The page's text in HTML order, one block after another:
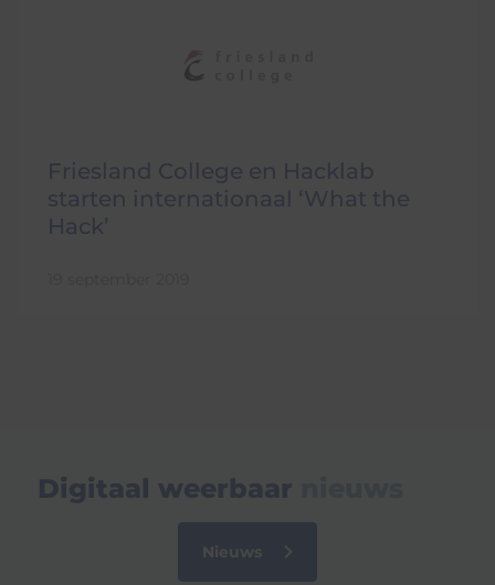
Friesland College en Hacklab
starten internationaal ‘What the
Hack’
Digitaal weerbaar
Nieuws